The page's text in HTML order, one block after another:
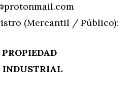
(Mercantil / Público):
PROPIEDAD
INDUSTRIAL